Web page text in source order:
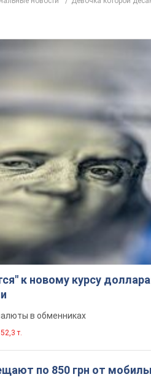
к новому курсу
в обменниках
т.
по 850 грн от